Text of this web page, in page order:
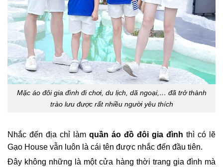
Mặc áo đôi gia đình đi chơi, du lịch, dã ngoại,… đã trở thành
trào lưu được rất nhiều người yêu thích
Nhắc đến địa chỉ làm quần áo đồ đôi gia đình thì có lẽ
Gạo House vẫn luôn là cái tên được nhắc đến đầu tiên.
Đây không những là một cửa hàng thời trang gia đình mà